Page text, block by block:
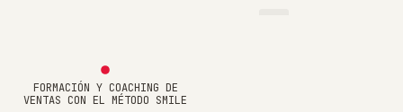
FORMACIÓN Y COACHING DE
VENTAS CON EL MÉTODO SMILE